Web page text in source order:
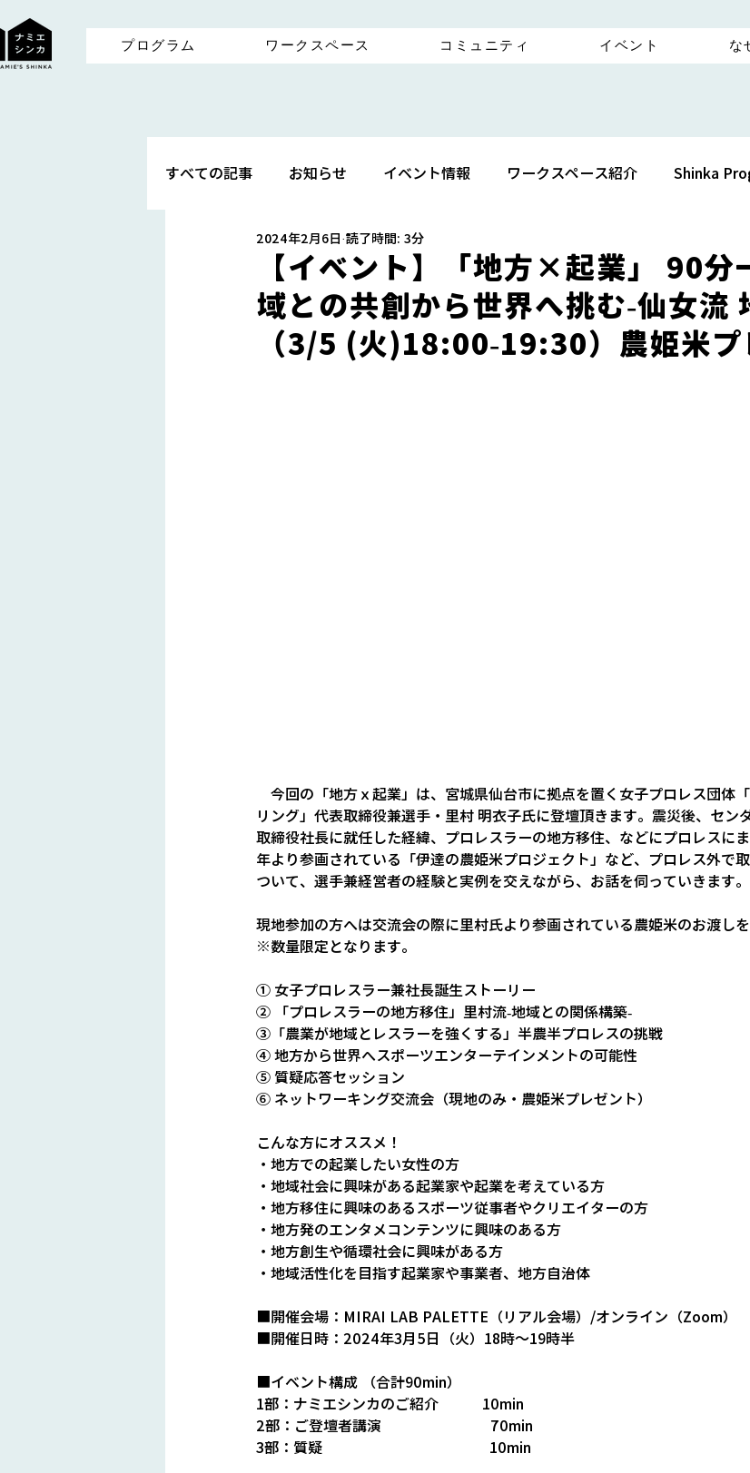
プログラム ワークスペース コミュニティ イベント な
すべての記事 お知らせ イベント情報 ワークスペース紹介 Shinka
【イベント】「地方×起業」 90分
域との共創から世界へ挑む-仙女流
（3/5 (火)18:00-19:30）農姫米プ
2024年2月6日 読了時間: 3分
今回の「地方ｘ起業」は、宮城県仙台市に拠点を置く女子プロレス団体
リング」代表取締役兼選手・里村 明衣子氏に登壇頂きます。震災後、セン
取締役社長に就任した経緯、プロレスラーの地方移住、などにプロレスに
年より参画されている「伊達の農姫米プロジェクト」など、プロレス外で
ついて、選手兼経営者の経験と実例を交えながら、お話を伺っていきます。
現地参加の方へは交流会の際に里村氏より参画されている農姫米のお渡しを
※数量限定となります。
① 女子プロレスラー兼社長誕生ストーリー
② 「プロレスラーの地方移住」里村流-地域との関係構築-
③「農業が地域とレスラーを強くする」半農半プロレスの挑戦
④ 地方から世界へスポーツエンターテインメントの可能性
⑤ 質疑応答セッション
⑥ ネットワーキング交流会（現地のみ・農姫米プレゼント）
こんな方にオススメ！
・地方での起業したい女性の方
・地域社会に興味がある起業家や起業を考えている方
・地方移住に興味のあるスポーツ従事者やクリエイターの方
・地方発のエンタメコンテンツに興味のある方
・地方創生や循環社会に興味がある方
・地域活性化を目指す起業家や事業者、地方自治体
■開催会場：MIRAI LAB PALETTE（リアル会場）/オンライン（Zoom）
■開催日時：2024年3月5日（火）18時～19時半
■イベント構成 （合計90min）
1部：ナミエシンカのご紹介　　　10min
2部：ご登壇者講演　　          　　　70min
3部：質疑　　　　　　　 　　　 　10min